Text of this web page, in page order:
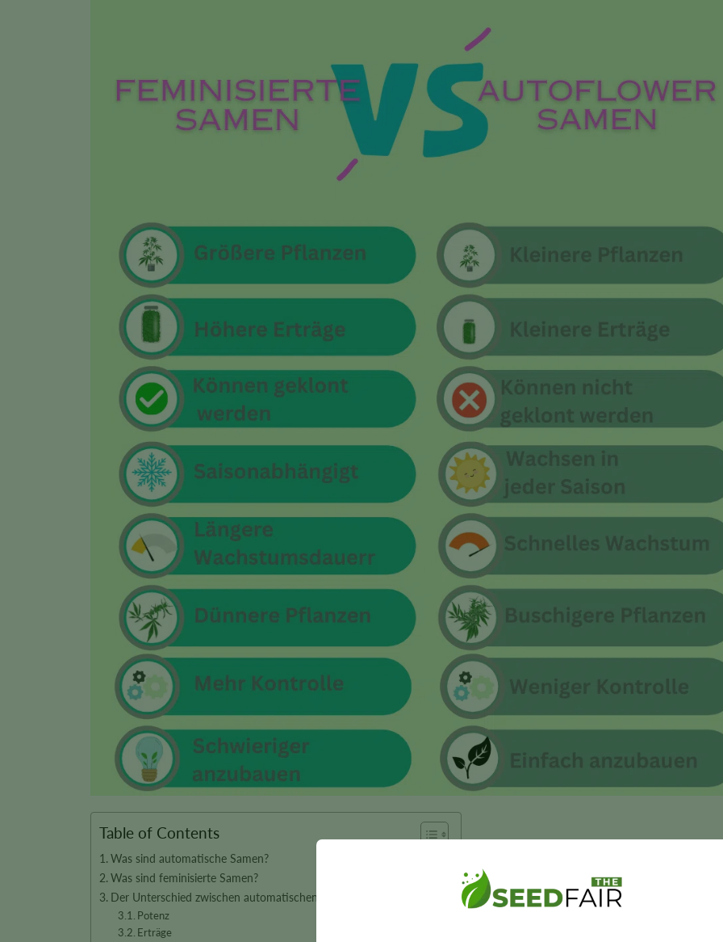
Table of Contents
Was sind automatische Samen?
Was sind feminisierte Samen?
Der Unterschied zwischen automatischen und feminisierten Samen
Potenz
Erträge